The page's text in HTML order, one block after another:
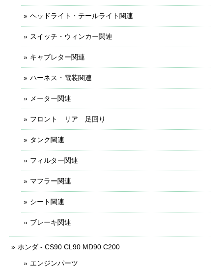
ヘッドライト・テールライト関連
スイッチ・ウィンカー関連
キャブレター関連
ハーネス・電装関連
メーター関連
フロント リア 足回り
タンク関連
フィルター関連
マフラー関連
シート関連
ブレーキ関連
ホンダ - CS90 CL90 MD90 C200
エンジンパーツ